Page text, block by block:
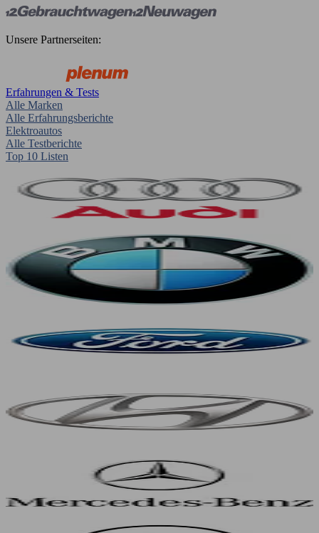
Unsere Partnerseiten:
Erfahrungen & Tests
Alle Marken
Alle Erfahrungsberichte
Elektroautos
Alle Testberichte
Top 10 Listen